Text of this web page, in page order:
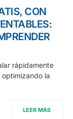
CON
rápidamente
la
LEER MÁS